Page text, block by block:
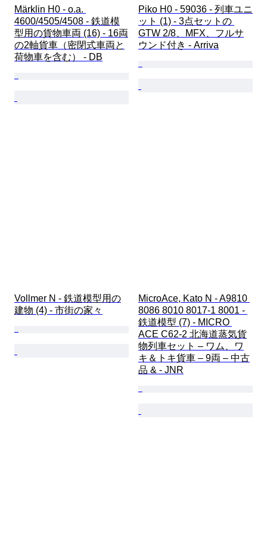
Märklin H0 - o.a.
4600/4505/4508 - 鉄道模
型用の貨物車両 (16) - 16両
の2軸貨車（密閉式車両と
荷物車を含む） - DB
Piko H0 - 59036 - 列車ユニ
ット (1) - 3点セットの
GTW 2/8、MFX、フルサ
ウンド付き - Arriva
Vollmer N - 鉄道模型用の
建物 (4) - 市街の家々
MicroAce, Kato N - A9810
8086 8010 8017-1 8001 -
鉄道模型 (7) - MICRO
ACE C62-2 北海道蒸気貨
物列車セット – ワム、ワ
キ＆トキ貨車 – 9両 – 中古
品 & - JNR